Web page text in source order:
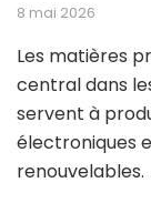
8 mai 2026
Les matières
central dans
servent à
électroniques
renouvelables.